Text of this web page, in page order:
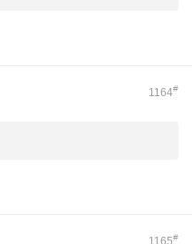
1164#
1165#